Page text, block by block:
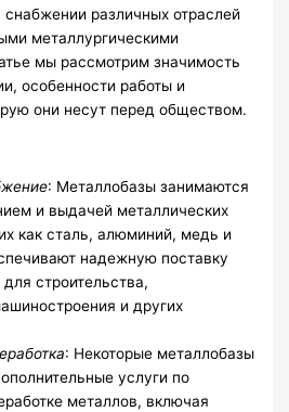
различных отраслей
металлургическими
мы рассмотрим значимость
особенности работы и
они несут перед обществом.
: Металлобазы занимаются
и выдачей металлических
как сталь, алюминий, медь и
надежную поставку
строительства,
и других
: Некоторые металлобазы
услуги по
металлов, включая